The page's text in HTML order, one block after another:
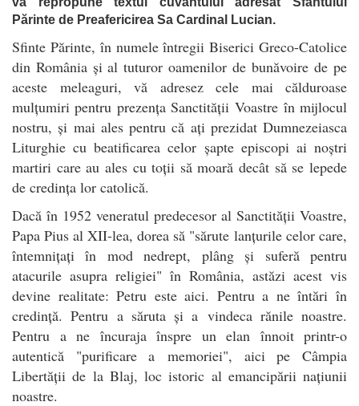
Părinte de Preafericirea Sa Cardinal Lucian.
Sfinte Părinte, în numele întregii Biserici Greco-Catolice
din România și al tuturor oamenilor de bunăvoire de pe
aceste meleaguri, vă adresez cele mai călduroase
mulțumiri pentru prezența Sanctității Voastre în mijlocul
nostru, și mai ales pentru că ați prezidat Dumnezeiasca
Liturghie cu beatificarea celor șapte episcopi ai noștri
martiri care au ales cu toții să moară decât să se lepede
de credința lor catolică.
Dacă în 1952 veneratul predecesor al Sanctității Voastre,
Papa Pius al XII-lea, dorea să "sărute lanțurile celor care,
întemnițați în mod nedrept, plâng și suferă pentru
atacurile asupra religiei" în România, astăzi acest vis
devine realitate: Petru este aici. Pentru a ne întări în
credință. Pentru a săruta și a vindeca rănile noastre.
Pentru a ne încuraja înspre un elan înnoit printr-o
autentică "purificare a memoriei", aici pe Câmpia
Libertății de la Blaj, loc istoric al emancipării națiunii
noastre.